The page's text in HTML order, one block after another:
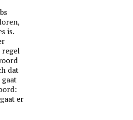
is.
regel
dat
er